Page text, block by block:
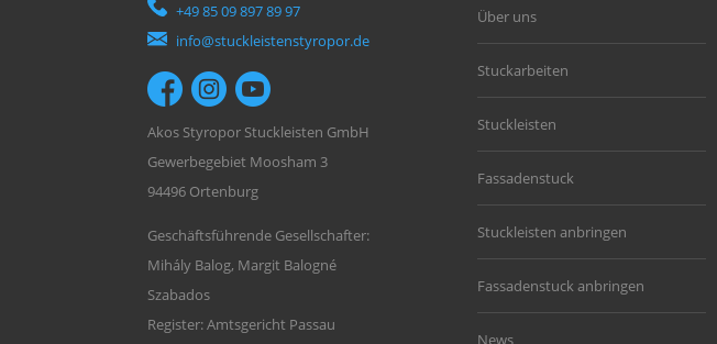
+49 85 09 897 89 97
info@stuckleistenstyropor.de
Akos Styropor Stuckleisten GmbH
Gewerbegebiet Moosham 3
94496 Ortenburg
Geschäftsführende Gesellschafter:
Mihály Balog, Margit Balogné
Szabados
Register: Amtsgericht Passau
Über uns
Stuckarbeiten
Stuckleisten
Fassadenstuck
Stuckleisten anbringen
Fassadenstuck anbringen
News